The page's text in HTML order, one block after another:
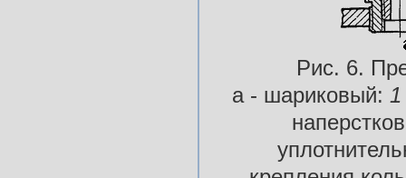
Рис. 6.
а - шариковый: